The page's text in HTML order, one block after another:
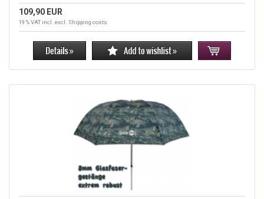
109,90 EUR
19 % VAT incl. excl. Shipping costs